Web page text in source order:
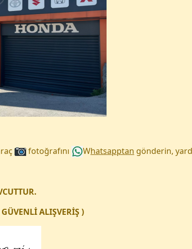
fotoğrafını Whatsapptan gönderin,
ALIŞVERİŞ )